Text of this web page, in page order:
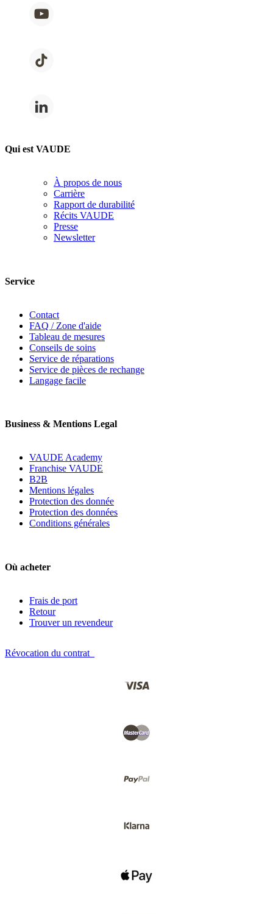
Qui est VAUDE
À propos de nous
Carrière
Rapport de durabilité
Récits VAUDE
Presse
Newsletter
Service
Contact
FAQ / Zone d'aide
Tableau de mesures
Conseils de soins
Service de réparations
Service de pièces de rechange
Langage facile
Business & Mentions Legal
VAUDE Academy
Franchise VAUDE
B2B
Mentions légales
Protection des donnée
Protection des données
Conditions générales
Où acheter
Frais de port
Retour
Trouver un revendeur
Révocation du contrat